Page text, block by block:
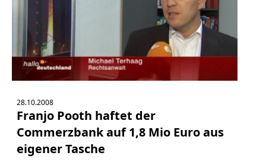
28.10.2008
Franjo Pooth haftet der
Commerzbank auf 1,8 Mio Euro aus
eigener Tasche